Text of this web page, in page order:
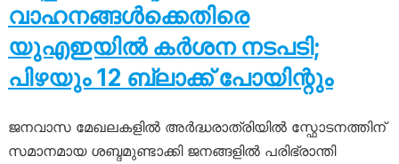
വാഹനങ്ങൾക്കെതിരെ
യുഎഇയിൽ കർശന നടപടി;
പിഴയും 12 ബ്ലാക്ക് പോയിന്റും
ജനവാസ മേഖലകളിൽ അർദ്ധരാത്രിയിൽ സ്ഫോടനത്തിന്
സമാനമായ ശബ്ദമുണ്ടാക്കി ജനങ്ങളിൽ പരിഭ്രാന്തി